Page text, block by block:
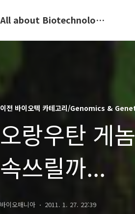
All about Biotechnology, 바이오텍의 모든 것
이전 바이오텍 카테고리/Genomics &
오랑우탄 게
속쓰릴까...
바이오매니아 2011. 1. 27. 22:39